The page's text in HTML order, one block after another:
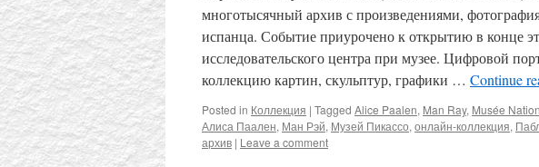
многотысячный архив с произведениями,
испанца. Событие приурочено к открытию в конце
исследовательского центра при музее. Цифровой
коллекцию картин, скульптур, графики … Continue
Posted in Коллекция | Tagged Alice Paalen, Man Ray, Musée
Алиса Паален, Ман Рэй, Музей Пикассо, онлайн-коллекция,
архив | Leave a comment